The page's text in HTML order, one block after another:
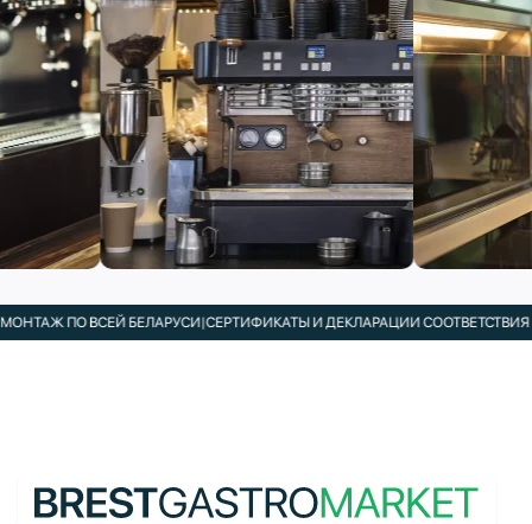
ПО ВСЕЙ БЕЛАРУСИ|СЕРТИФИКАТЫ И ДЕКЛАРАЦИИ СООТВЕТСТВИЯ В